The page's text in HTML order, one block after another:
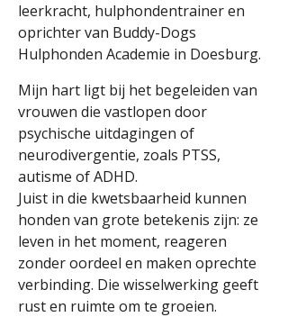
leerkracht, hulphondentrainer en
oprichter van Buddy-Dogs
Hulphonden Academie in Doesburg.
Mijn hart ligt bij het begeleiden van
vrouwen die vastlopen door
psychische uitdagingen of
neurodivergentie, zoals PTSS,
autisme of ADHD.
Juist in die kwetsbaarheid kunnen
honden van grote betekenis zijn: ze
leven in het moment, reageren
zonder oordeel en maken oprechte
verbinding. Die wisselwerking geeft
rust en ruimte om te groeien.